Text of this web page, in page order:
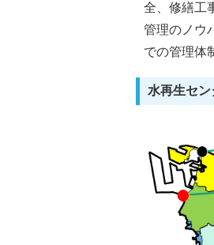
全、修繕工
管理のノウ
での管理体
水再生セ